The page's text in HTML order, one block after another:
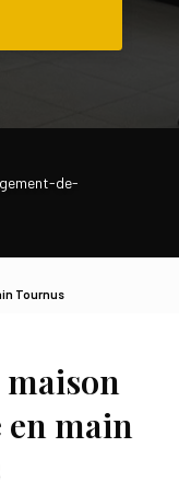
de-
Tournus
main